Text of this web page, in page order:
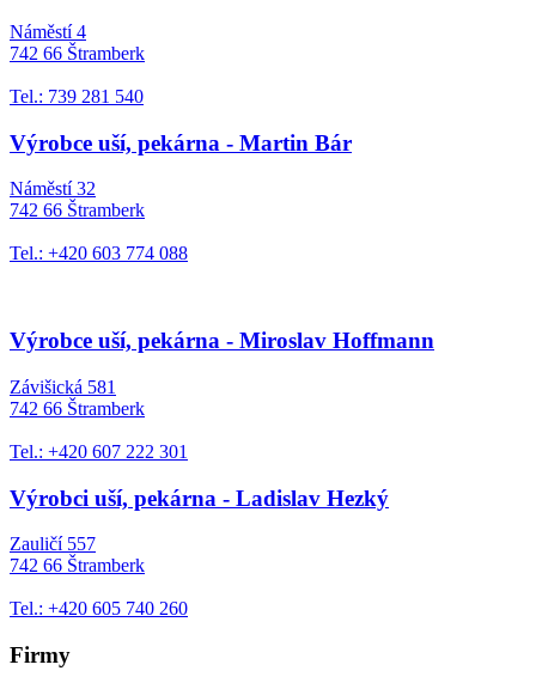
Náměstí 4
742 66 Štramberk
Tel.: 739 281 540
Výrobce uší, pekárna - Martin Bár
Náměstí 32
742 66 Štramberk
Tel.: +420 603 774 088
Výrobce uší, pekárna - Miroslav Hoffmann
Závišická 581
742 66 Štramberk
Tel.: +420 607 222 301
Výrobci uší, pekárna - Ladislav Hezký
Zauličí 557
742 66 Štramberk
Tel.: +420 605 740 260
Firmy